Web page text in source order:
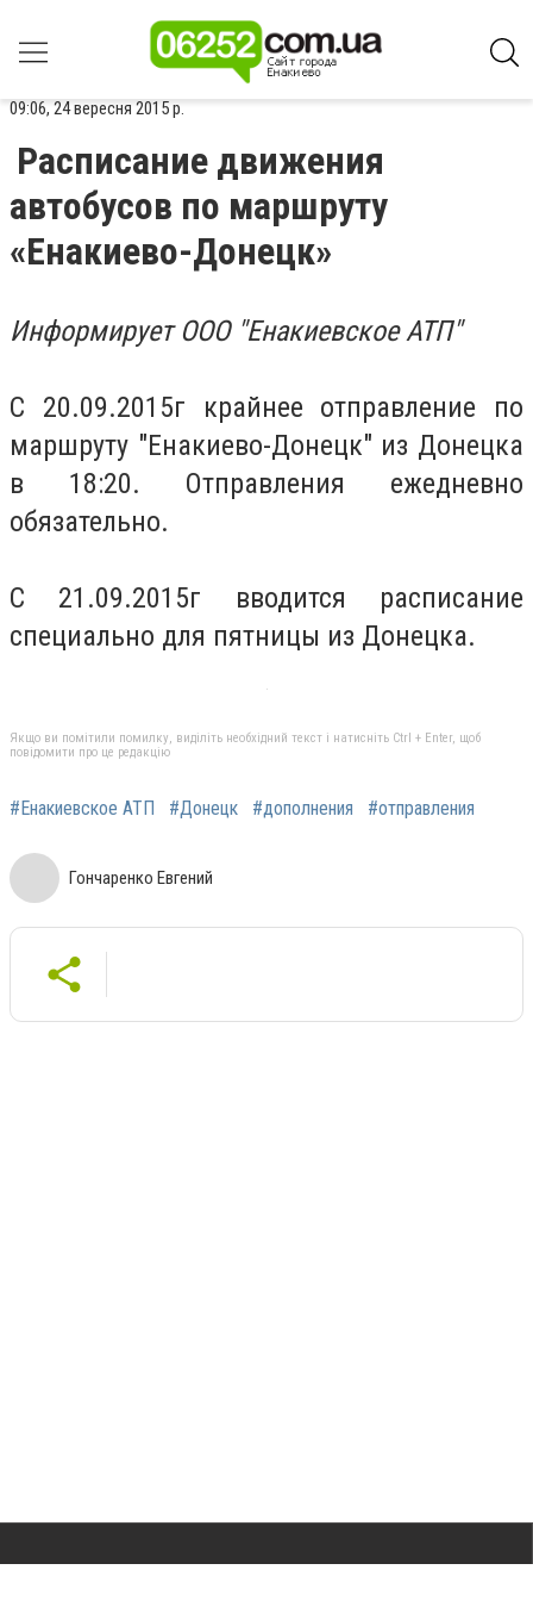
09:06, 24 вересня 2015 р.
Расписание движения
автобусов по маршруту
«Енакиево-Донецк»
Информирует ООО "Енакиевское АТП"
С 20.09.2015г крайнее отправление по
маршруту "Енакиево-Донецк" из Донецка
в 18:20. Отправления ежедневно
обязательно.
С 21.09.2015г вводится расписание
специально для пятницы из Донецка.
Якщо ви помітили помилку, виділіть необхідний текст і натисніть Ctrl + Enter, щоб
повідомити про це редакцію
#Енакиевское АТП #Донецк #дополнения #отправления
Гончаренко Евгений